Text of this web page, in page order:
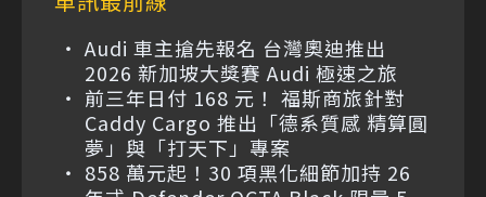
Audi 車主搶先報名 台灣奧迪推出
2026 新加坡大獎賽 Audi 極速之旅
前三年日付 168 元！ 福斯商旅針對
Caddy Cargo 推出「德系質感 精算圓
夢」與「打天下」專案
858 萬元起！30 項黑化細節加持 26